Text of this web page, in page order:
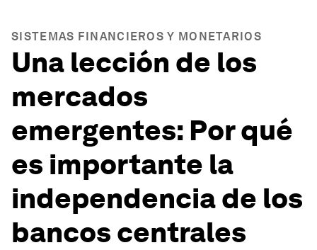
SISTEMAS FINANCIEROS Y MONETARIOS
Una lección de los
mercados
emergentes: Por qué
es importante la
independencia de los
bancos centrales